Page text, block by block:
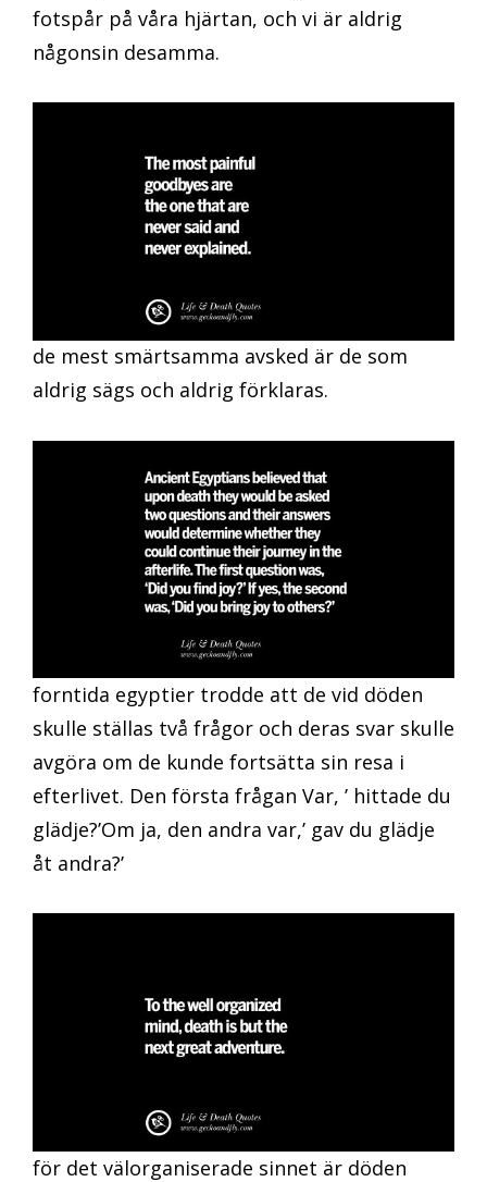
fotspår på våra hjärtan, och vi är aldrig
någonsin desamma.
de mest smärtsamma avsked är de som
aldrig sägs och aldrig förklaras.
forntida egyptier trodde att de vid döden
skulle ställas två frågor och deras svar skulle
avgöra om de kunde fortsätta sin resa i
efterlivet. Den första frågan Var, ’ hittade du
glädje?’Om ja, den andra var,’ gav du glädje
åt andra?’
för det välorganiserade sinnet är döden